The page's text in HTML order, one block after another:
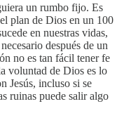
un rumbo fijo. Es
plan de Dios en un 100
en nuestras vidas,
después de un
no es tan fácil tener fe
voluntad de Dios es lo
Jesús, incluso si se
ruinas puede salir algo